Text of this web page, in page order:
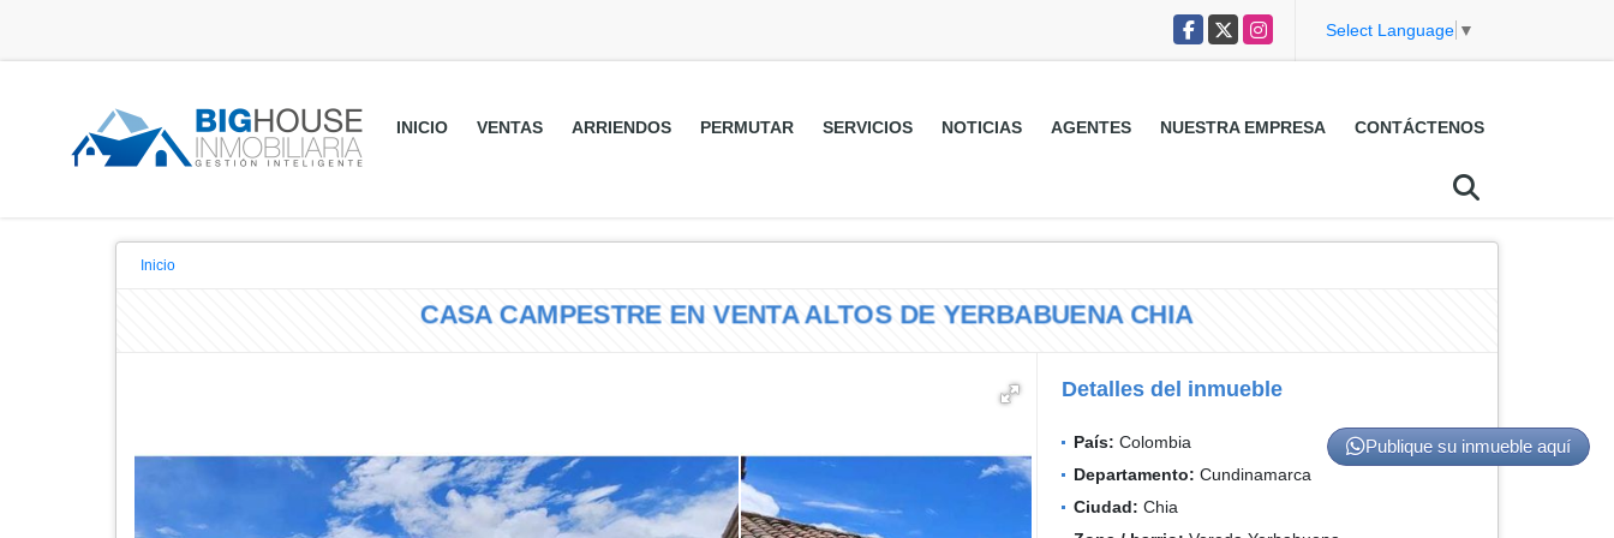
Publique su inmueble aquí
Facebook
X Instagram Select Language ▼
INICIO VENTAS ARRIENDOS PERMUTAR SERVICIOS NOTICIAS AGENTES NUESTRA EMPRESA CONTÁCTENOS
Inicio
CASA CAMPESTRE EN VENTA ALTOS DE YERBABUENA CHIA
Detalles del inmueble
País: Colombia
Departamento: Cundinamarca
Ciudad: Chia